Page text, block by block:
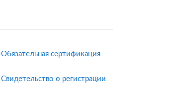
Обязательная сертификация
Свидетельство о регистрации